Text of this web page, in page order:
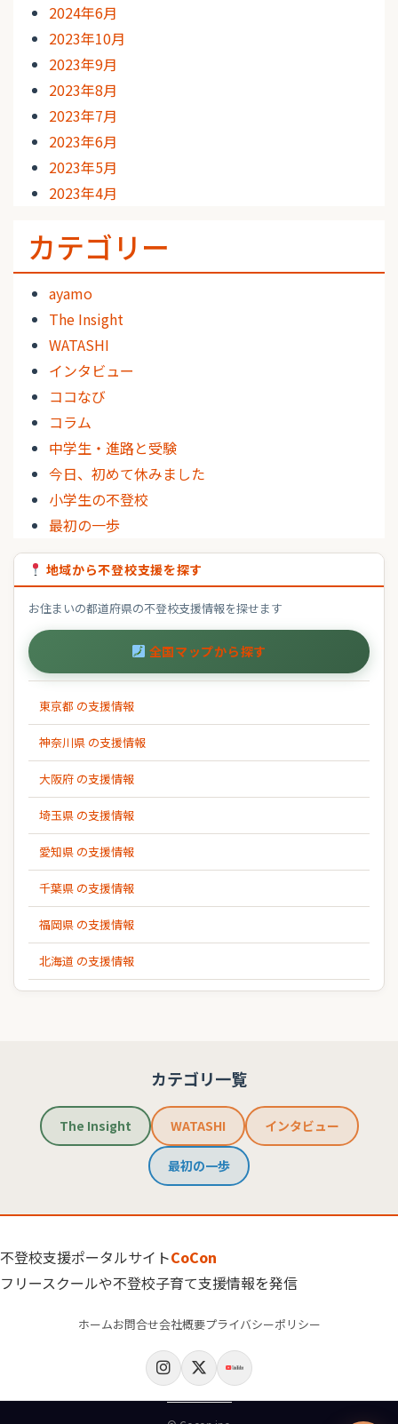
2024年6月
2023年10月
2023年9月
2023年8月
2023年7月
2023年6月
2023年5月
2023年4月
カテゴリー
ayamo
The Insight
WATASHI
インタビュー
ココなび
コラム
中学生・進路と受験
今日、初めて休みました
小学生の不登校
最初の一歩
地域から不登校支援を探す
お住まいの都道府県の不登校支援情報を探せます
全国マップから探す
東京都 の支援情報
神奈川県 の支援情報
大阪府 の支援情報
埼玉県 の支援情報
愛知県 の支援情報
千葉県 の支援情報
福岡県 の支援情報
北海道 の支援情報
カテゴリ一覧
The Insight WATASHI インタビュー
最初の一歩
不登校支援ポータルサイトCoCon
フリースクールや不登校子育て支援情報を発信
ホームお問合せ会社概要プライバシーポリシー